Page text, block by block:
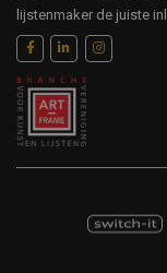
lijstenmaker de juiste